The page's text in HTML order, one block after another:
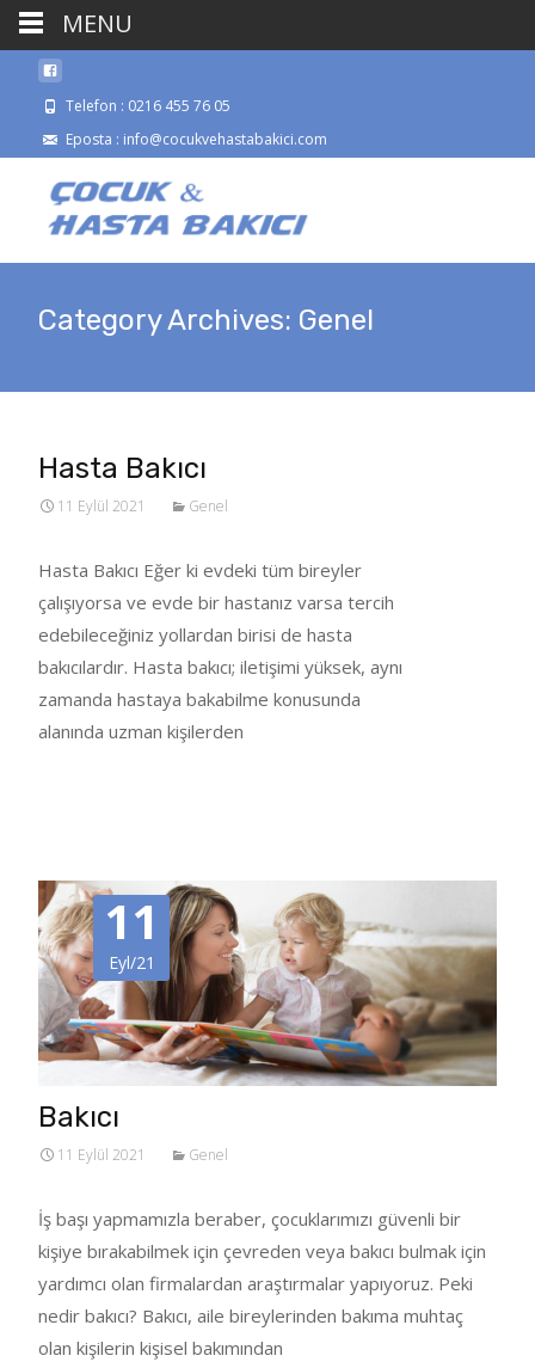
Telefon : 0216 455 76 05
Eposta : info@cocukvehastabakici.com
Category Archives: Genel
Hasta Bakıcı
11 Eylül 2021 Genel
Hasta Bakıcı Eğer ki evdeki tüm bireyler
çalışıyorsa ve evde bir hastanız varsa tercih
edebileceğiniz yollardan birisi de hasta
bakıcılardır. Hasta bakıcı; iletişimi yüksek, aynı
zamanda hastaya bakabilme konusunda
alanında uzman kişilerden
11
Eyl/21
Bakıcı
11 Eylül 2021 Genel
İş başı yapmamızla beraber, çocuklarımızı güvenli bir
kişiye bırakabilmek için çevreden veya bakıcı bulmak için
yardımcı olan firmalardan araştırmalar yapıyoruz. Peki
nedir bakıcı? Bakıcı, aile bireylerinden bakıma muhtaç
olan kişilerin kişisel bakımından
MENU